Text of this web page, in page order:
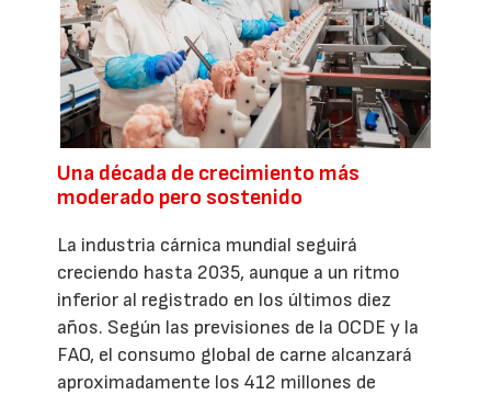
Una década de crecimiento más
moderado pero sostenido
La industria cárnica mundial seguirá
creciendo hasta 2035, aunque a un ritmo
inferior al registrado en los últimos diez
años. Según las previsiones de la OCDE y la
FAO, el consumo global de carne alcanzará
aproximadamente los 412 millones de